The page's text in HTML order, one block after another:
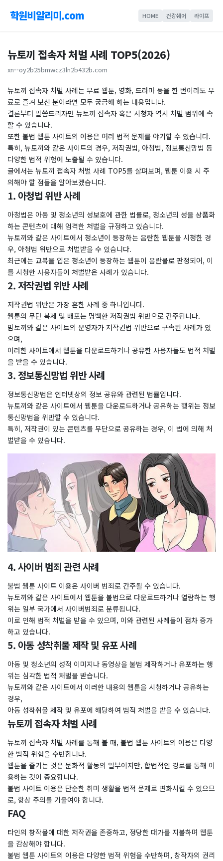
학원비알리미.com HOME 건강쉐어 라이프
뉴토끼 접속자 처벌 사례 TOP5(2026)
xn--oy2b25bmwcz3ln2b432b.com
뉴토끼 접속자 처벌 사례는 무료 웹툰, 영화, 드라마 등을 한 번이라도 무
료로 즐겨 보신 분이라면 모두 궁금해 하는 내용입니다.
결론부터 말씀드리자면 뉴토끼 접속자 혹은 시청자 역시 처벌 범위에 속
할 수 있습니다.
또한 불법 웹툰 사이트의 이용은 여러 법적 문제를 야기할 수 있습니다.
특히, 뉴토끼와 같은 사이트의 경우, 저작권법, 아청법, 정보통신망법 등
다양한 법적 위험에 노출될 수 있습니다.
글에서는 뉴토끼 접속자 처벌 사례 TOP5를 살펴보며, 웹툰 이용 시 주
의해야 할 점들을 알아보겠습니다.
1. 아청법 위반 사례
아청법은 아동 및 청소년의 성보호에 관한 법률로, 청소년의 성을 상품화
하는 콘텐츠에 대해 엄격한 처벌을 규정하고 있습니다.
뉴토끼와 같은 사이트에서 청소년이 등장하는 음란한 웹툰을 시청한 경
우, 아청법 위반으로 처벌받을 수 있습니다.
최근에는 교복을 입은 청소년이 등장하는 웹툰이 음란물로 판정되어, 이
를 시청한 사용자들이 처벌받은 사례가 있습니다.
2. 저작권법 위반 사례
저작권법 위반은 가장 흔한 사례 중 하나입니다.
웹툰의 무단 복제 및 배포는 명백한 저작권법 위반으로 간주됩니다.
밤토끼와 같은 사이트의 운영자가 저작권법 위반으로 구속된 사례가 있
으며,
이러한 사이트에서 웹툰을 다운로드하거나 공유한 사용자들도 법적 처벌
을 받을 수 있습니다.
3. 정보통신망법 위반 사례
정보통신망법은 인터넷상의 정보 공유와 관련된 법률입니다.
뉴토끼와 같은 사이트에서 웹툰을 다운로드하거나 공유하는 행위는 정보
통신망법을 위반할 수 있습니다.
특히, 저작권이 있는 콘텐츠를 무단으로 공유하는 경우, 이 법에 의해 처
벌받을 수 있습니다.
4. 사이버 범죄 관련 사례
불법 웹툰 사이트 이용은 사이버 범죄로 간주될 수 있습니다.
뉴토끼와 같은 사이트에서 웹툰을 불법으로 다운로드하거나 열람하는 행
위는 일부 국가에서 사이버범죄로 분류됩니다.
이로 인해 법적 처벌을 받을 수 있으며, 이와 관련된 사례들이 점차 증가
하고 있습니다.
5. 아동 성착취물 제작 및 유포 사례
아동 및 청소년의 성적 이미지나 동영상을 불법 제작하거나 유포하는 행
위는 심각한 법적 처벌을 받습니다.
뉴토끼와 같은 사이트에서 이러한 내용의 웹툰을 시청하거나 공유하는
경우,
아동 성착취물 제작 및 유포에 해당하여 법적 처벌을 받을 수 있습니다.
뉴토끼 접속자 처벌 사례
뉴토끼 접속자 처벌 사례를 통해 볼 때, 불법 웹툰 사이트의 이용은 다양
한 법적 위험을 수반합니다.
웹툰을 즐기는 것은 문화적 활동의 일부이지만, 합법적인 경로를 통해 이
용하는 것이 중요합니다.
불법 사이트 이용은 단순한 취미 생활을 법적 문제로 변화시킬 수 있으므
로, 항상 주의를 기울여야 합니다.
FAQ
타인의 창작물에 대한 저작권을 존중하고, 정당한 대가를 지불하며 웹툰
을 감상해야 합니다.
불법 웹툰 사이트의 이용은 다양한 법적 위험을 수반하며, 창작자의 권리